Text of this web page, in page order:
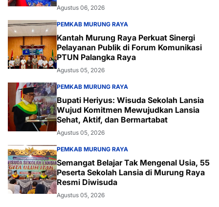
Agustus 06, 2026
PEMKAB MURUNG RAYA
Kantah Murung Raya Perkuat Sinergi
Pelayanan Publik di Forum Komunikasi
PTUN Palangka Raya
Agustus 05, 2026
PEMKAB MURUNG RAYA
Bupati Heriyus: Wisuda Sekolah Lansia
Wujud Komitmen Mewujudkan Lansia
Sehat, Aktif, dan Bermartabat
Agustus 05, 2026
PEMKAB MURUNG RAYA
Semangat Belajar Tak Mengenal Usia, 55
Peserta Sekolah Lansia di Murung Raya
Resmi Diwisuda
Agustus 05, 2026